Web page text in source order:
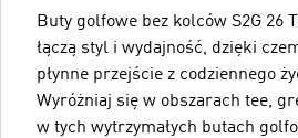
Buty golfowe bez kolców S2G 26
łączą styl i wydajność, dzięki
płynne przejście z codziennego
Wyróżniaj się w obszarach tee,
w tych wytrzymałych butach